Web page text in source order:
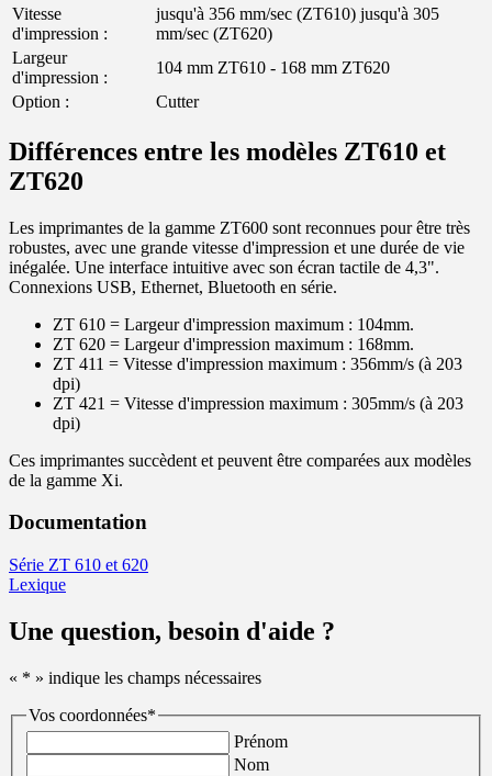
Vitesse
d'impression :
jusqu'à 356 mm/sec (ZT610) jusqu'à 305
mm/sec (ZT620)
Largeur
d'impression :
104 mm ZT610 - 168 mm ZT620
Option :
Cutter
Différences entre les modèles ZT610 et
ZT620
Les imprimantes de la gamme ZT600 sont reconnues pour être très
robustes, avec une grande vitesse d'impression et une durée de vie
inégalée. Une interface intuitive avec son écran tactile de 4,3".
Connexions USB, Ethernet, Bluetooth en série.
ZT 610 = Largeur d'impression maximum : 104mm.
ZT 620 = Largeur d'impression maximum : 168mm.
ZT 411 = Vitesse d'impression maximum : 356mm/s (à 203
dpi)
ZT 421 = Vitesse d'impression maximum : 305mm/s (à 203
dpi)
Ces imprimantes succèdent et peuvent être comparées aux modèles
de la gamme Xi.
Documentation
Série ZT 610 et 620
Lexique
Une question, besoin d'aide ?
« * » indique les champs nécessaires
Vos coordonnées*
Prénom
Nom